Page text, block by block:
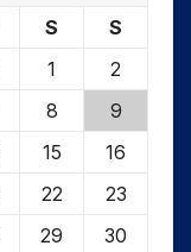
S
S
1
2
8
9
15
16
22
23
29
30